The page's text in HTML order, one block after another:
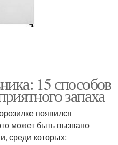
15 способов
запаха
появился
может быть вызвано
среди которых: